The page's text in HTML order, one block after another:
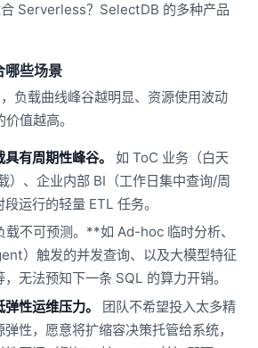
Serverless？SelectDB 的多种产品
哪些场景
负载曲线峰谷越明显、资源使用波动
值越高。
有周期性峰谷。
如 ToC 业务（白天
）、企业内部 BI（工作日集中查询/周
运行的轻量 ETL 任务。
不可预测。**如 Ad-hoc 临时分析、
）触发的并发查询、以及大模型特征
无法预知下一条 SQL 的算力开销。
性运维压力。
团队不希望投入太多精
性，愿意将扩缩容决策托管给系统，